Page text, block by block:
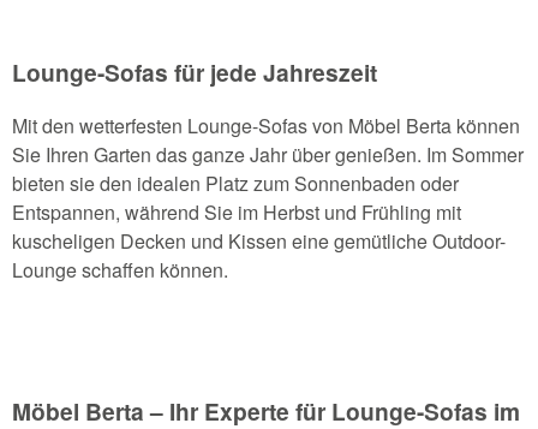
Lounge-Sofas für jede Jahreszeit
Mit den wetterfesten Lounge-Sofas von Möbel Berta können
Sie Ihren Garten das ganze Jahr über genießen. Im Sommer
bieten sie den idealen Platz zum Sonnenbaden oder
Entspannen, während Sie im Herbst und Frühling mit
kuscheligen Decken und Kissen eine gemütliche Outdoor-
Lounge schaffen können.
Möbel Berta – Ihr Experte für Lounge-Sofas im